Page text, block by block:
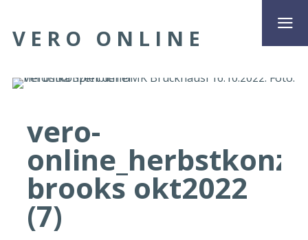
VERO ONLINE
vero-
brooks okt2022
(7)